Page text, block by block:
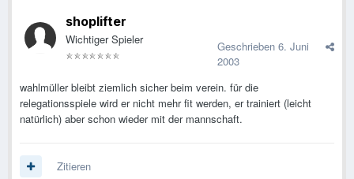
shoplifter
Wichtiger Spieler Geschrieben 6. Juni
2003
wahlmüller bleibt ziemlich sicher beim verein. für die
relegationsspiele wird er nicht mehr fit werden, er trainiert (leicht
natürlich) aber schon wieder mit der mannschaft.
Zitieren